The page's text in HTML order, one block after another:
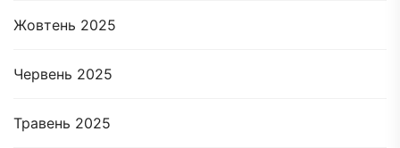
Жовтень 2025
Червень 2025
Травень 2025